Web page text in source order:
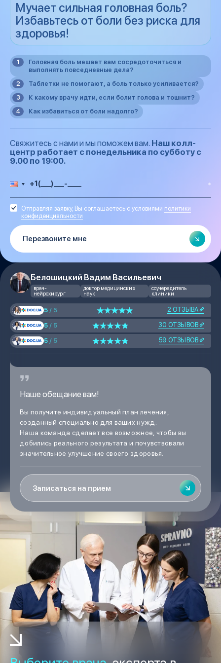
Мучает сильная головная боль?
Избавьтесь от боли без риска для
здоровья!
Головная боль мешает вам сосредоточиться и
выполнять повседневные дела?
Таблетки не помогают, а боль только усиливается?
К какому врачу идти, если болит голова и тошнит?
Как избавиться от боли надолго?
Свяжитесь с нами и мы поможем вам. Наш колл-
центр работает с понедельника по субботу с
9.00 по 19:00.
Отправляя заявку, Вы соглашаетесь с условиями политики
конфиденциальности
Белошицкий Вадим Васильевич
врач-
нейрохирург
доктор медицинских
наук
соучередитель
клиники
5/ 5 2 ОТЗЫВА
5/ 5 30 ОТЗЫВОВ
5/ 5 59 ОТЗЫВОВ
Наше обещание вам!
Вы получите индивидуальный план лечения,
созданный специально для ваших нужд.
Наша команда сделает все возможное, чтобы вы
добились реального результата и почувствовали
значительное улучшение своего здоровья.
Записаться на прием